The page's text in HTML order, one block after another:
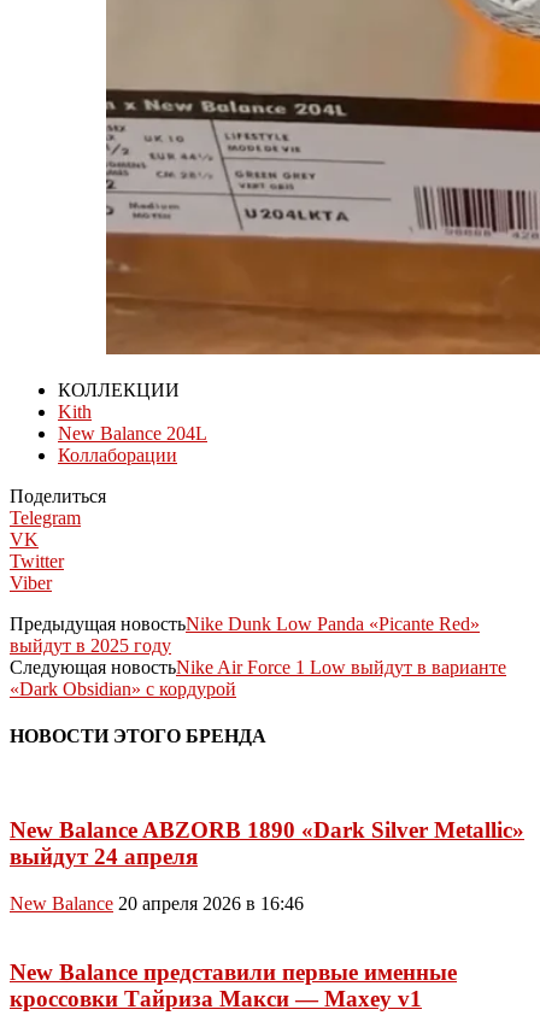
КОЛЛЕКЦИИ
Kith
New Balance 204L
Коллаборации
Поделиться
Telegram
VK
Twitter
Viber
Предыдущая новостьNike Dunk Low Panda «Picante Red»
выйдут в 2025 году
Следующая новостьNike Air Force 1 Low выйдут в варианте
«Dark Obsidian» с кордурой
НОВОСТИ ЭТОГО БРЕНДА
New Balance ABZORB 1890 «Dark Silver Metallic»
выйдут 24 апреля
New Balance 20 апреля 2026 в 16:46
New Balance представили первые именные
кроссовки Тайриза Макси — Maxey v1